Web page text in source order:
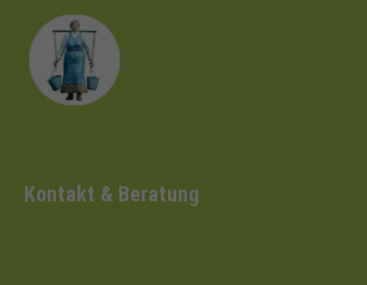
Kontakt & Beratung